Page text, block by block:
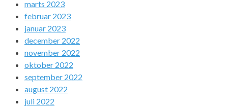
marts 2023
februar 2023
januar 2023
december 2022
november 2022
oktober 2022
september 2022
august 2022
juli 2022